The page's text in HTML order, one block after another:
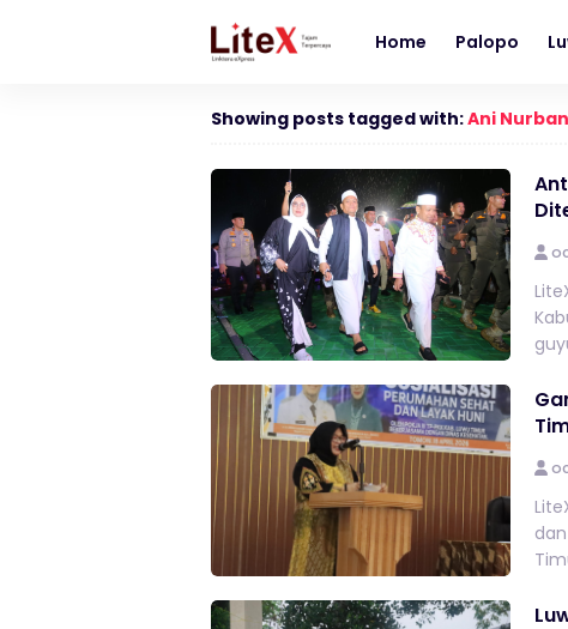
Home Palopo
Showing posts tagged with:Ani